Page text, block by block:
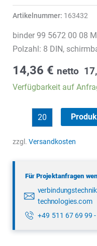
Artikelnummer: 163432
binder 99 5672 00 08
Polzahl: 8 DIN,
14,36 € netto
Verfügbarkeit auf
5672
zzgl. Versandkosten
Für Projektanfragen
technologies.com
+49 511 67 69 99